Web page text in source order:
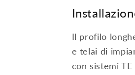
Il profilo
e telai di
con sistemi